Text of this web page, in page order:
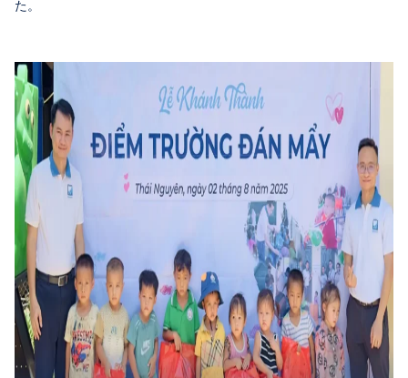
た。